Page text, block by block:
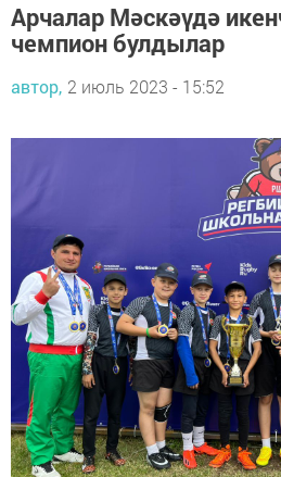
Арчалар Мәскәүдә
чемпион булдылар
автор, 2 июль 2023 - 15:52